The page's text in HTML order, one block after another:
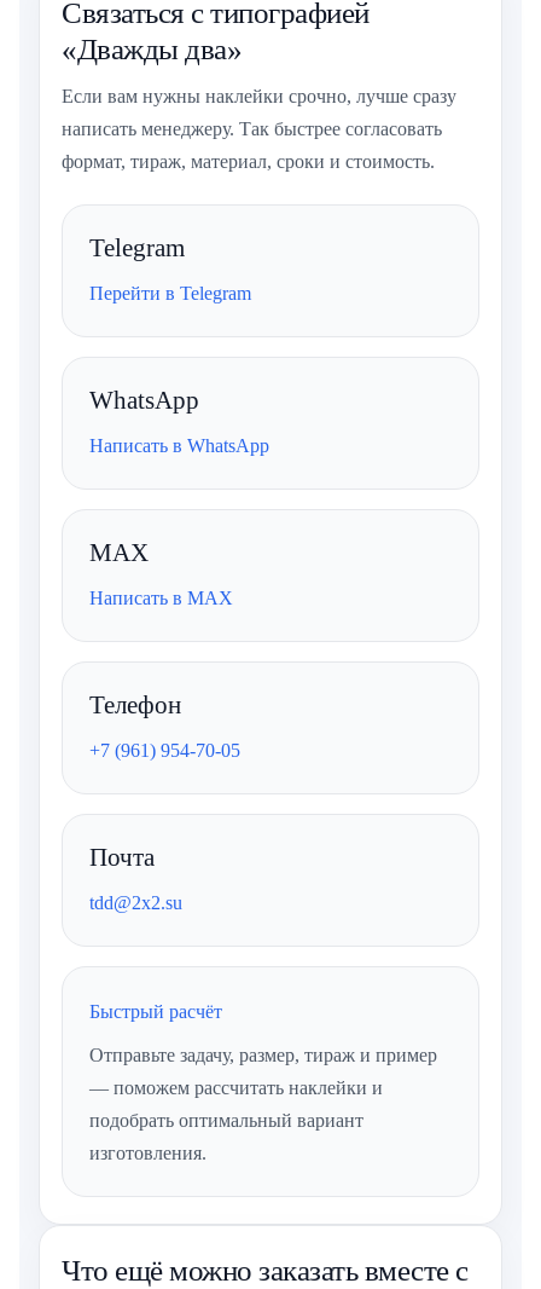
Связаться с типографией
«Дважды два»
Если вам нужны наклейки срочно, лучше сразу
написать менеджеру. Так быстрее согласовать
формат, тираж, материал, сроки и стоимость.
Telegram
Перейти в Telegram
WhatsApp
Написать в WhatsApp
MAX
Написать в MAX
Телефон
+7 (961) 954-70-05
Почта
tdd@2x2.su
Быстрый расчёт
Отправьте задачу, размер, тираж и пример
— поможем рассчитать наклейки и
подобрать оптимальный вариант
изготовления.
Что ещё можно заказать вместе с